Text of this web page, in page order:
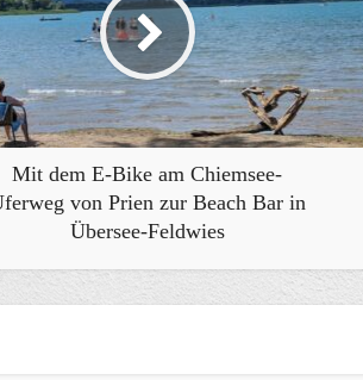
Mit dem E-Bike am Chiemsee-
von Prien zur Beach Bar in
Übersee-Feldwies